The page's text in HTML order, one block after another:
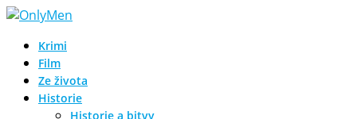
Krimi
Film
Ze života
Historie
Historie a bitvy